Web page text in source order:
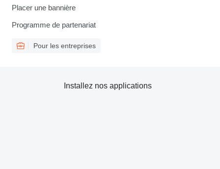
Placer une bannière
Programme de partenariat
Pour les entreprises
Installez nos applications